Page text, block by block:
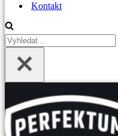
Kontakt
Vyhledat
...